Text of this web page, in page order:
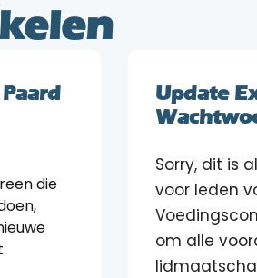
die
Update
Sorry, dit is
voor leden
om alle